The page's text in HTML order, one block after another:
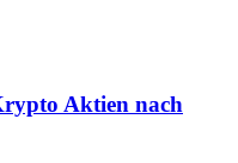
Aktien nach